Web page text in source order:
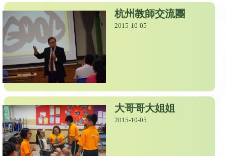
杭州教師交流團
2015-10-05
大哥哥大姐姐
2015-10-05